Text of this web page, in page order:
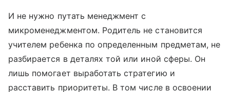
И не нужно путать менеджмент с
микроменеджментом. Родитель не становится
учителем ребенка по определенным предметам, не
разбирается в деталях той или иной сферы. Он
лишь помогает выработать стратегию и
расставить приоритеты. В том числе в освоении